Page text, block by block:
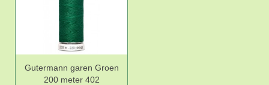
Gutermann garen Groen
200 meter 402